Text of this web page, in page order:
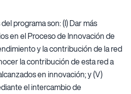
programa son: (I) Dar más
en el Proceso de Innovación de
y la contribución de la red
la contribución de esta red a
en innovación; y (V)
el intercambio de